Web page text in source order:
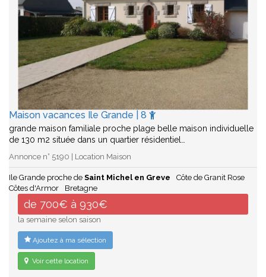
Maison vacances Ile Grande | 8
grande maison familiale proche plage belle maison individuelle
de 130 m2 située dans un quartier résidentiel…
Annonce n° 5190 | Location Maison
Ile Grande proche de Saint Michel en Greve
Côte de Granit Rose
Côtes d'Armor
Bretagne
de 700€ à 930€
la semaine selon saison
Ajoutez à ma sélection
Voir cette location